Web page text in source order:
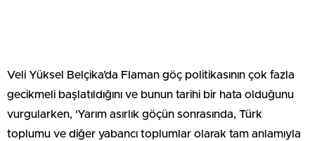
Veli Yüksel Belçika’da Flaman göç politikasının çok fazla
gecikmeli başlatıldığını ve bunun tarihi bir hata olduğunu
vurgularken, ‘Yarım asırlık göçün sonrasında, Türk
toplumu ve diğer yabancı toplumlar olarak tam anlamıyla